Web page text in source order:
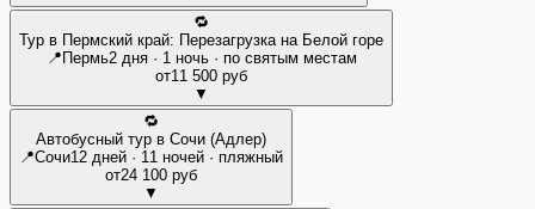
🔁
Тур в Пермский край: Перезагрузка на Белой горе
📍Пермь2 дня · 1 ночь · по святым местам
от11 500 руб
▼
🔁
Автобусный тур в Сочи (Адлер)
📍Сочи12 дней · 11 ночей · пляжный
от24 100 руб
▼